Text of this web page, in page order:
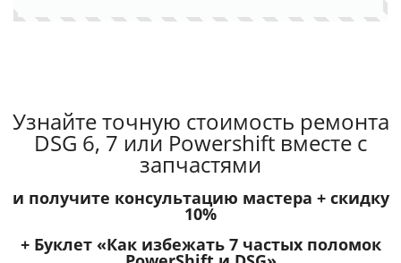
Узнайте точную стоимость ремонта
DSG 6, 7 или Powershift вместе с
запчастями
и получите консультацию мастера + скидку
10%
+ Буклет «Как избежать 7 частых поломок